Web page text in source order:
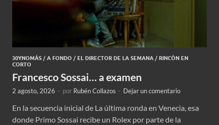
30YNOMÁS / A FONDO / EL DIRECTOR DE LA SEMANA / RINCÓN EN
CORTO
Francesco Sossai… a examen
2 agosto, 2026 - por Rubén Collazos - Dejar un comentario
En la secuencia inicial de La última ronda en Venecia, esa
donde Primo Sossai recibe un Rolex por parte de la